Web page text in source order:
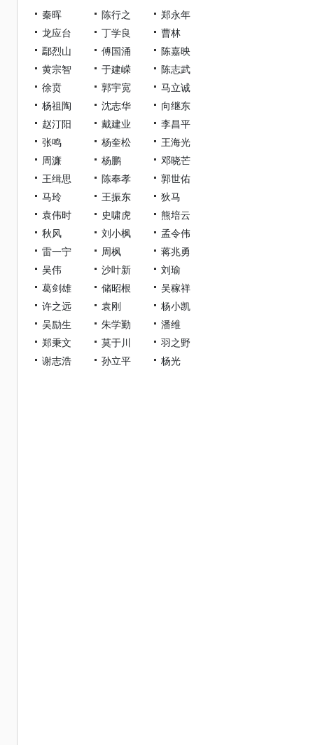
秦晖 陈行之
郑永年
龙应台
丁学良
曹林
鄢烈山
傅国涌
陈嘉映
黄宗智
于建嵘
陈志武
徐贲
郭宇宽
马立诚
杨祖陶
沈志华
向继东
赵汀阳
戴建业
李昌平
张鸣
杨奎松
王海光
周濂
杨鹏
邓晓芒
王缉思
陈奉孝
郭世佑
马玲
王振东
狄马
袁伟时
史啸虎
熊培云
秋风
刘小枫
孟令伟
雷一宁
周枫
蒋兆勇
吴伟
沙叶新
刘瑜
葛剑雄
储昭根
吴稼祥
许之远
袁刚
杨小凯
吴励生
朱学勤
潘维
郑秉文
莫于川
羽之野
谢志浩
孙立平 杨光